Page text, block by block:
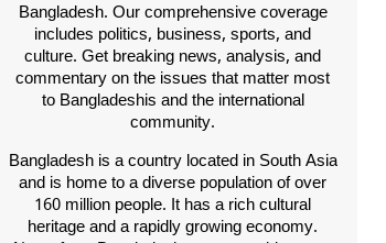
Bangladesh. Our comprehensive coverage
includes politics, business, sports, and
culture. Get breaking news, analysis, and
commentary on the issues that matter most
to Bangladeshis and the international
community.
Bangladesh is a country located in South Asia
and is home to a diverse population of over
160 million people. It has a rich cultural
heritage and a rapidly growing economy.